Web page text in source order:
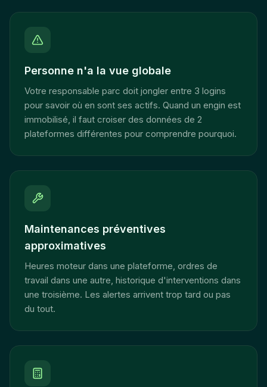
Personne n'a la vue globale
Votre responsable parc doit jongler entre 3 logins
pour savoir où en sont ses actifs. Quand un engin est
immobilisé, il faut croiser des données de 2
plateformes différentes pour comprendre pourquoi.
Maintenances préventives
approximatives
Heures moteur dans une plateforme, ordres de
travail dans une autre, historique d'interventions dans
une troisième. Les alertes arrivent trop tard ou pas
du tout.